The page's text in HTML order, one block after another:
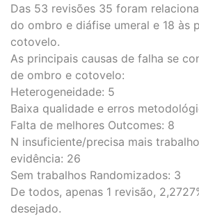
Das 53 revisões 35 foram
do ombro e diáfise umeral e 18 às
cotovelo.
As principais causas de falha se
de ombro e cotovelo:
Heterogeneidade: 5
Baixa qualidade e erros
Falta de melhores Outcomes: 8
N insuficiente/precisa mais
evidência: 26
Sem trabalhos Randomizados: 3
De todos, apenas 1 revisão,
desejado.